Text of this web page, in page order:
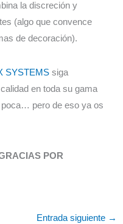
la discreción y
(algo que convence
de decoración).
SYSTEMS siga
en toda su gama
pero de eso ya os
POR
Entrada siguiente →